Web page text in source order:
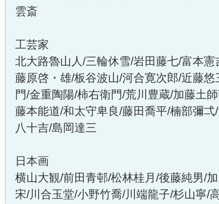
雲斎
工芸家
北大路魯山人/三輪休雪/岩田藤七/富本
藤原啓・雄/板谷波山/河合寛次郎/近藤
門/金重陶陽/柿右衛門/荒川豊蔵/加藤土
藤本能道/和太守卑良/藤田喬平/楠部彌
八十吉/島岡達三
日本画
横山大観/前田青邨/松林桂月/後藤純男/
宋/川合玉堂/小野竹喬/川端龍子/杉山寧/